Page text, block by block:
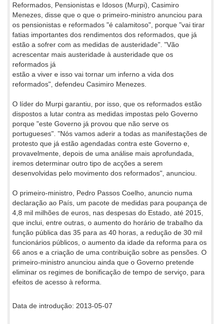
Reformados, Pensionistas e Idosos (Murpi), Casimiro
Menezes, disse que o que o primeiro-ministro anunciou para
os pensionistas e reformados "é calamitoso", porque "vai tirar
fatias importantes dos rendimentos dos reformados, que já
estão a sofrer com as medidas de austeridade". "Vão
acrescentar mais austeridade à austeridade que os
reformados já
estão a viver e isso vai tornar um inferno a vida dos
reformados", defendeu Casimiro Menezes.
O líder do Murpi garantiu, por isso, que os reformados estão
dispostos a lutar contra as medidas impostas pelo Governo
porque "este Governo já provou que não serve os
portugueses". "Nós vamos aderir a todas as manifestações de
protesto que já estão agendadas contra este Governo e,
provavelmente, depois de uma análise mais aprofundada,
iremos determinar outro tipo de acções a serem
desenvolvidas pelo movimento dos reformados", anunciou.
O primeiro-ministro, Pedro Passos Coelho, anuncio numa
declaração ao País, um pacote de medidas para poupança de
4,8 mil milhões de euros, nas despesas do Estado, até 2015,
que inclui, entre outras, o aumento do horário de trabalho da
função pública das 35 para as 40 horas, a redução de 30 mil
funcionários públicos, o aumento da idade da reforma para os
66 anos e a criação de uma contribuição sobre as pensões. O
primeiro-ministro anunciou ainda que o Governo pretende
eliminar os regimes de bonificação de tempo de serviço, para
efeitos de acesso à reforma.
Data de introdução: 2013-05-07